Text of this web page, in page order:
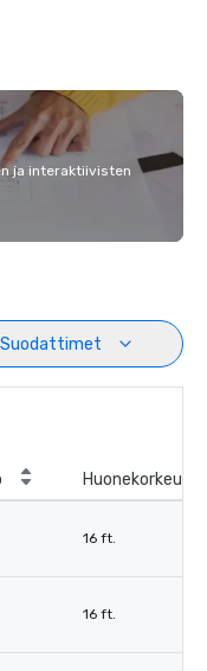
ja interaktiivisten
Suodattimet
Huonekorkeus
16 ft.
16 ft.